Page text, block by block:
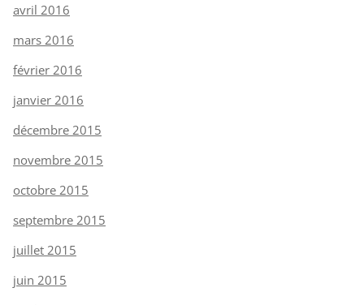
avril 2016
mars 2016
février 2016
janvier 2016
décembre 2015
novembre 2015
octobre 2015
septembre 2015
juillet 2015
juin 2015